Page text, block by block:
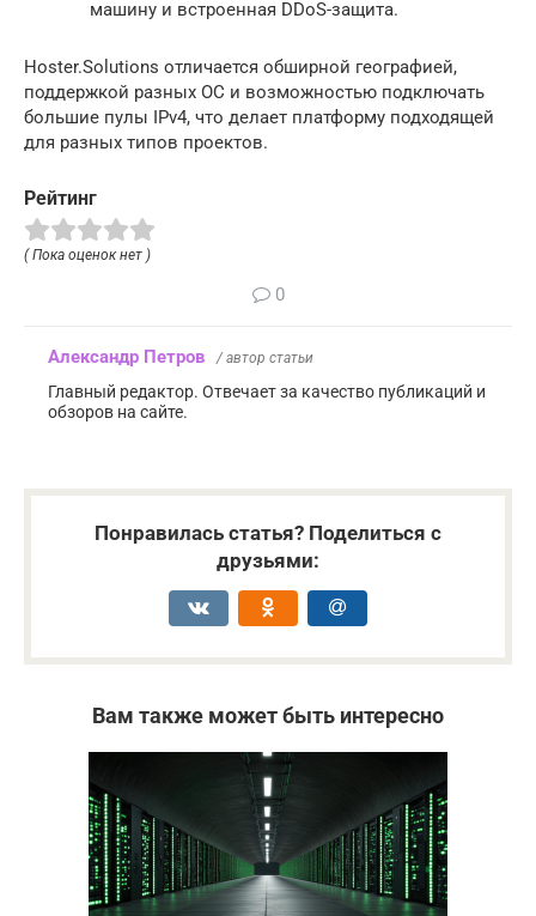
машину и встроенная DDoS-защита.
Hoster.Solutions отличается обширной географией,
поддержкой разных ОС и возможностью подключать
большие пулы IPv4, что делает платформу подходящей
для разных типов проектов.
Рейтинг
( Пока оценок нет )
0
Александр Петров / автор статьи
Главный редактор. Отвечает за качество публикаций и
обзоров на сайте.
Понравилась статья? Поделиться с
друзьями:
Вам также может быть интересно